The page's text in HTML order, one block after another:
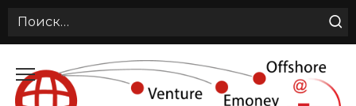
Search
содержанию